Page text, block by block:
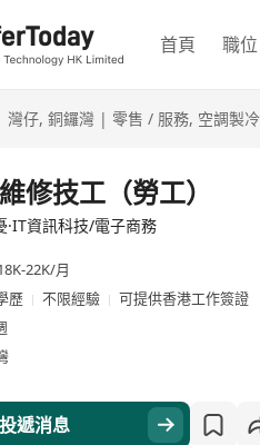
首頁 職位
灣仔, 銅鑼灣 | 零售 / 服務, 空調製冷
修技工（勞工）
·IT資訊科技/電子商務
22K/月
歷
不限經驗
可提供香港工作簽證
遞消息